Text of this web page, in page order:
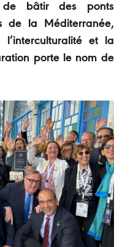
de bâtir des ponts
de la Méditerranée,
et la
porte le nom de